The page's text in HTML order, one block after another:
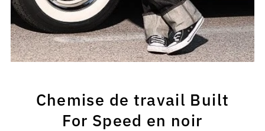
Chemise de travail Built
For Speed en noir